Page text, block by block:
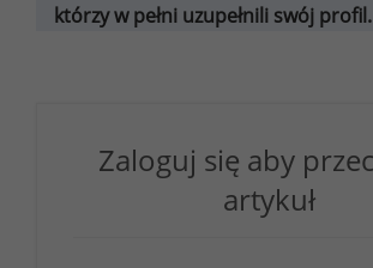
którzy w pełni uzupełnili swój profil.
Zaloguj się aby
artykuł